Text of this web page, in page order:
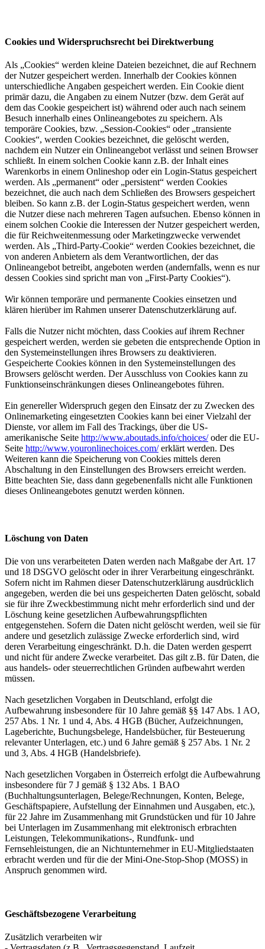
Cookies und Widerspruchsrecht bei Direktwerbung
Als „Cookies“ werden kleine Dateien bezeichnet, die auf Rechnern
der Nutzer gespeichert werden. Innerhalb der Cookies können
unterschiedliche Angaben gespeichert werden. Ein Cookie dient
primär dazu, die Angaben zu einem Nutzer (bzw. dem Gerät auf
dem das Cookie gespeichert ist) während oder auch nach seinem
Besuch innerhalb eines Onlineangebotes zu speichern. Als
temporäre Cookies, bzw. „Session-Cookies“ oder „transiente
Cookies“, werden Cookies bezeichnet, die gelöscht werden,
nachdem ein Nutzer ein Onlineangebot verlässt und seinen Browser
schließt. In einem solchen Cookie kann z.B. der Inhalt eines
Warenkorbs in einem Onlineshop oder ein Login-Status gespeichert
werden. Als „permanent“ oder „persistent“ werden Cookies
bezeichnet, die auch nach dem Schließen des Browsers gespeichert
bleiben. So kann z.B. der Login-Status gespeichert werden, wenn
die Nutzer diese nach mehreren Tagen aufsuchen. Ebenso können in
einem solchen Cookie die Interessen der Nutzer gespeichert werden,
die für Reichweitenmessung oder Marketingzwecke verwendet
werden. Als „Third-Party-Cookie“ werden Cookies bezeichnet, die
von anderen Anbietern als dem Verantwortlichen, der das
Onlineangebot betreibt, angeboten werden (andernfalls, wenn es nur
dessen Cookies sind spricht man von „First-Party Cookies“).
Wir können temporäre und permanente Cookies einsetzen und
klären hierüber im Rahmen unserer Datenschutzerklärung auf.
Falls die Nutzer nicht möchten, dass Cookies auf ihrem Rechner
gespeichert werden, werden sie gebeten die entsprechende Option in
den Systemeinstellungen ihres Browsers zu deaktivieren.
Gespeicherte Cookies können in den Systemeinstellungen des
Browsers gelöscht werden. Der Ausschluss von Cookies kann zu
Funktionseinschränkungen dieses Onlineangebotes führen.
Ein genereller Widerspruch gegen den Einsatz der zu Zwecken des
Onlinemarketing eingesetzten Cookies kann bei einer Vielzahl der
Dienste, vor allem im Fall des Trackings, über die US-
amerikanische Seite http://www.aboutads.info/choices/oder die EU-
Seite http://www.youronlinechoices.com/erklärt werden. Des
Weiteren kann die Speicherung von Cookies mittels deren
Abschaltung in den Einstellungen des Browsers erreicht werden.
Bitte beachten Sie, dass dann gegebenenfalls nicht alle Funktionen
dieses Onlineangebotes genutzt werden können.
Löschung von Daten
Die von uns verarbeiteten Daten werden nach Maßgabe der Art. 17
und 18 DSGVO gelöscht oder in ihrer Verarbeitung eingeschränkt.
Sofern nicht im Rahmen dieser Datenschutzerklärung ausdrücklich
angegeben, werden die bei uns gespeicherten Daten gelöscht, sobald
sie für ihre Zweckbestimmung nicht mehr erforderlich sind und der
Löschung keine gesetzlichen Aufbewahrungspflichten
entgegenstehen. Sofern die Daten nicht gelöscht werden, weil sie für
andere und gesetzlich zulässige Zwecke erforderlich sind, wird
deren Verarbeitung eingeschränkt. D.h. die Daten werden gesperrt
und nicht für andere Zwecke verarbeitet. Das gilt z.B. für Daten, die
aus handels- oder steuerrechtlichen Gründen aufbewahrt werden
müssen.
Nach gesetzlichen Vorgaben in Deutschland, erfolgt die
Aufbewahrung insbesondere für 10 Jahre gemäß §§ 147 Abs. 1 AO,
257 Abs. 1 Nr. 1 und 4, Abs. 4 HGB (Bücher, Aufzeichnungen,
Lageberichte, Buchungsbelege, Handelsbücher, für Besteuerung
relevanter Unterlagen, etc.) und 6 Jahre gemäß § 257 Abs. 1 Nr. 2
und 3, Abs. 4 HGB (Handelsbriefe).
Nach gesetzlichen Vorgaben in Österreich erfolgt die Aufbewahrung
insbesondere für 7 J gemäß § 132 Abs. 1 BAO
(Buchhaltungsunterlagen, Belege/Rechnungen, Konten, Belege,
Geschäftspapiere, Aufstellung der Einnahmen und Ausgaben, etc.),
für 22 Jahre im Zusammenhang mit Grundstücken und für 10 Jahre
bei Unterlagen im Zusammenhang mit elektronisch erbrachten
Leistungen, Telekommunikations-, Rundfunk- und
Fernsehleistungen, die an Nichtunternehmer in EU-Mitgliedstaaten
erbracht werden und für die der Mini-One-Stop-Shop (MOSS) in
Anspruch genommen wird.
Geschäftsbezogene Verarbeitung
Zusätzlich verarbeiten wir